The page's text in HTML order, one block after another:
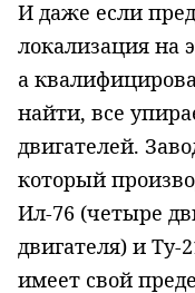
И даже если
локализация на
а
найти, все
двигателей.
который
Ил-76 (четыре
двигателя) и Ту-
имеет свой